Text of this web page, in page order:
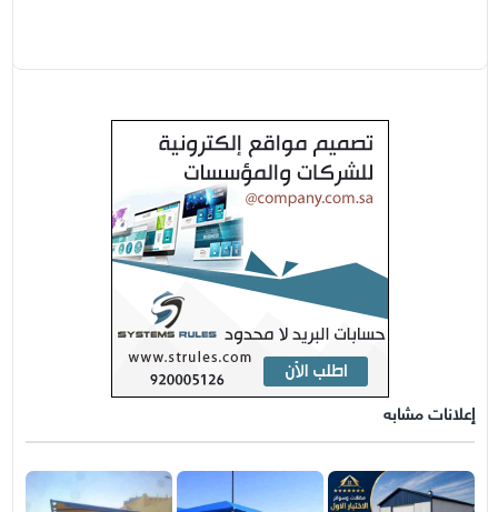
إعلانات مشابه